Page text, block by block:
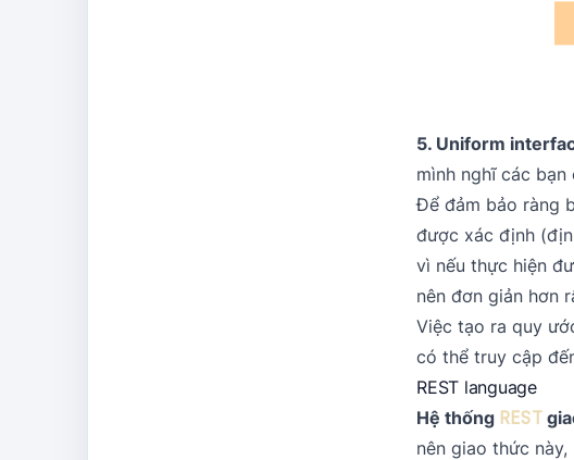
5. Uniform
mình nghĩ các
Để đảm bảo ràng
được xác định
vì nếu thực hiện
nên đơn giản hơn
Việc tạo ra quy
có thể truy cập
REST language
Hệ thống REST
nên giao thức này,